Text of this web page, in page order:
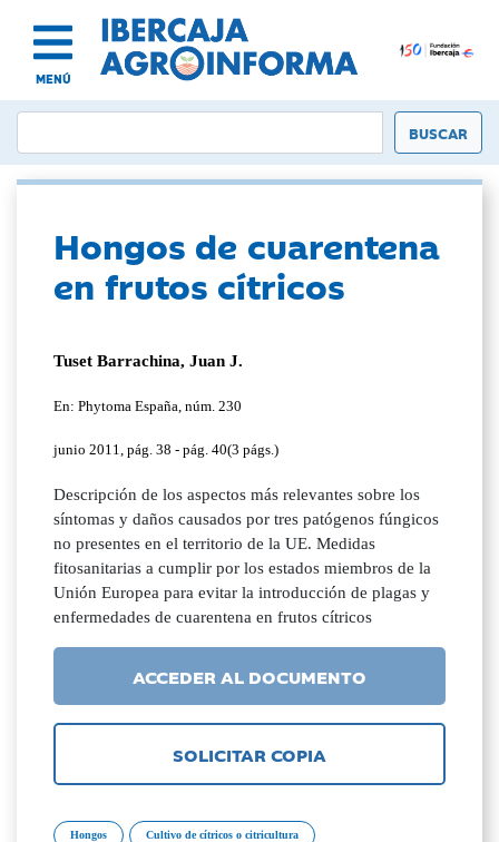
MENÚ
Hongos de cuarentena
en frutos cítricos
Tuset Barrachina, Juan J.
En: Phytoma España, núm. 230
junio 2011, pág. 38 - pág. 40(3 págs.)
Descripción de los aspectos más relevantes sobre los
síntomas y daños causados por tres patógenos fúngicos
no presentes en el territorio de la UE. Medidas
fitosanitarias a cumplir por los estados miembros de la
Unión Europea para evitar la introducción de plagas y
enfermedades de cuarentena en frutos cítricos
ACCEDER AL DOCUMENTO
SOLICITAR COPIA
Hongos Cultivo de cítricos o citricultura